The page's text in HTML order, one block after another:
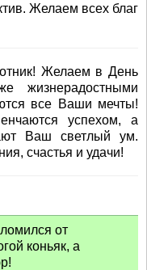
Желаем всех благ
Желаем в День
жизнерадостными
все Ваши мечты!
успехом, а
Ваш светлый ум.
счастья и удачи!
от
коньяк, а